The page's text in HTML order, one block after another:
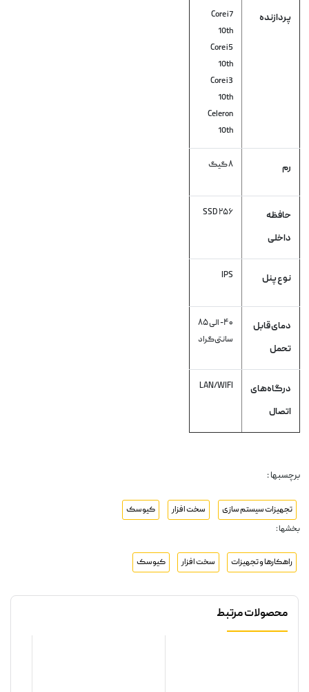
پردازنده
Core i7
10th
Core i5
10th
Core i3
10th
Celeron
10th
رم ۸ گیگ
حافظه
داخلی
۲۵۶ SSD
نوع پنل IPS
دمای قابل
تحمل
۴۰- الی ۸۵
سانتی‌گراد
درگاه‌های
اتصال
LAN/WIFI
برچسبها :
تجهیزات سیستم سازی سخت افزار
کیوسک
بخشها :
راهکارها و تجهیزات سخت افزار کیوسک
محصولات مرتبط